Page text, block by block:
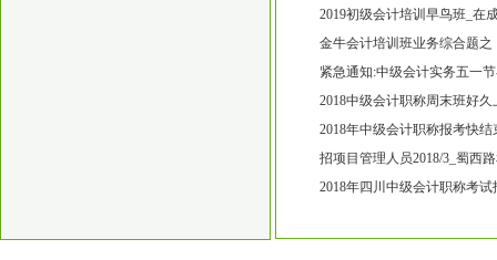
考过吗?高笋塘0基础初级会计
2019初级会计培训早鸟班_在
凭怎么办_高笋塘初级会计培
金牛会计培训班业务综合题
五块石万达广场附近近期开
紧急通知:中级会计实务五一
中级会计师培训班2018好久上
2018中级会计职称周末班好
培训的 金牛五块石附近会计
2018年中级会计职称报考快
零基础培训班吗【会计零基础
招项目管理人员2018/3_蜀西
称培训班
2018年四川中级会计职称考